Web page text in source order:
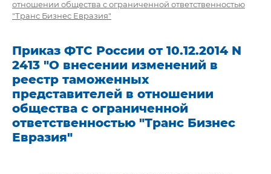
отношении общества с ограниченной ответственностью
"Транс Бизнес Евразия"
Приказ ФТС России от 10.12.2014 N
2413 "О внесении изменений в
реестр таможенных
представителей в отношении
общества с ограниченной
ответственностью "Транс Бизнес
Евразия"